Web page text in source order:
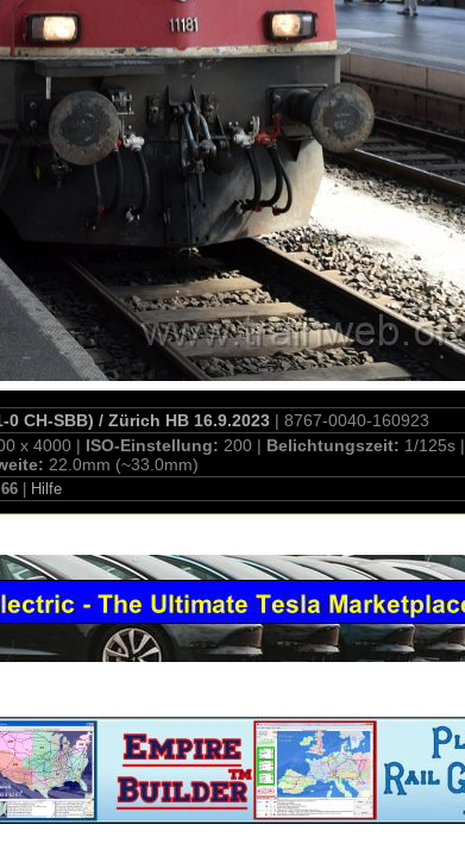
0 CH-SBB) / Zürich HB 16.9.2023 | 8767-0040-160923
x 4000 | ISO-Einstellung: 200 | Belichtungszeit: 1/125s |
22.0mm (~33.0mm)
66 Hilfe